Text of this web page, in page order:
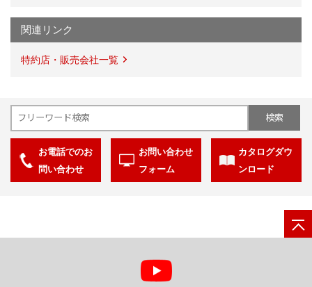
関連リンク
特約店・販売会社一覧
お電話でのお
問い合わせ
お問い合わせ
フォーム
カタログダウ
ンロード